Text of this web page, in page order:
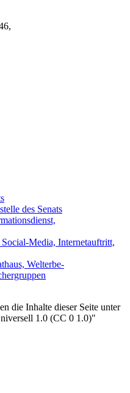
des Senats
Media, Internetauftritt,
Welterbe-
die Inhalte dieser Seite unter